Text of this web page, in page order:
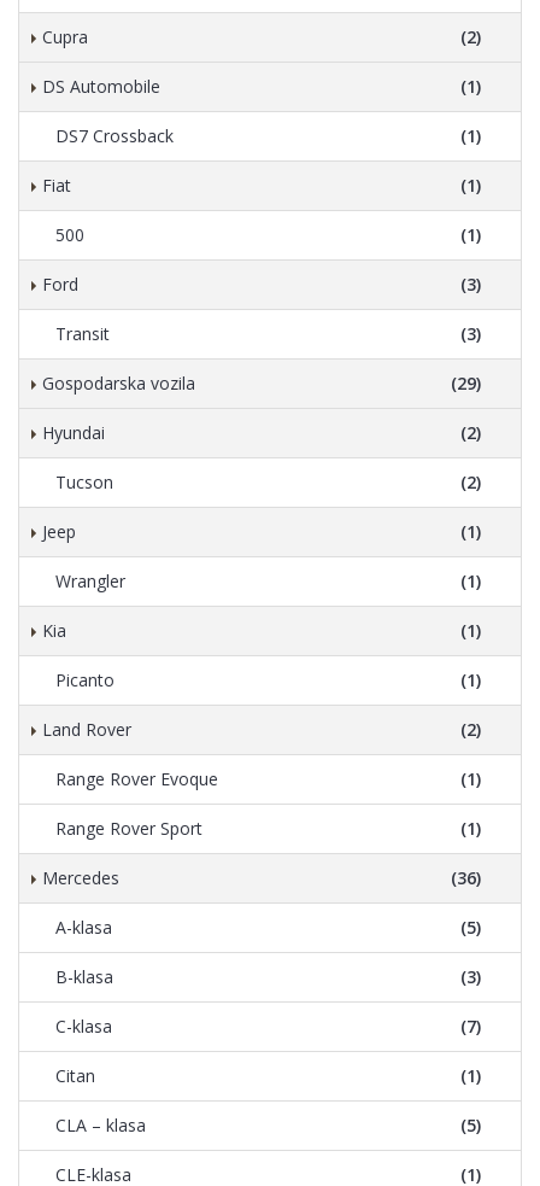
Cupra (2)
DS Automobile (1)
DS7 Crossback (1)
Fiat (1)
500 (1)
Ford (3)
Transit (3)
Gospodarska vozila (29)
Hyundai (2)
Tucson (2)
Jeep (1)
Wrangler (1)
Kia (1)
Picanto (1)
Land Rover (2)
Range Rover Evoque (1)
Range Rover Sport (1)
Mercedes (36)
A-klasa (5)
B-klasa (3)
C-klasa (7)
Citan (1)
CLA – klasa (5)
CLE-klasa (1)